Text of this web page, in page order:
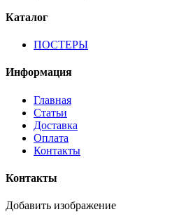
Каталог
ПОСТЕРЫ
Информация
Главная
Статьи
Доставка
Оплата
Контакты
Контакты
Добавить изображение